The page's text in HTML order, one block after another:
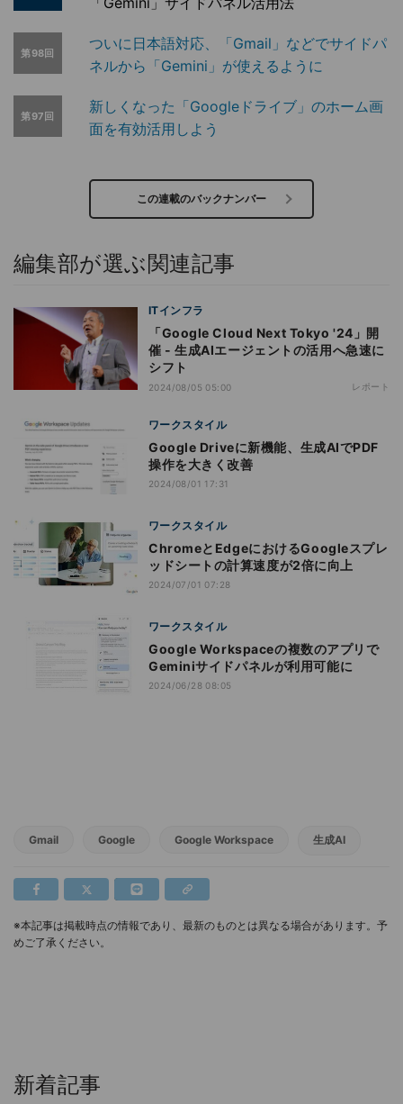
第98回
ついに日本語対応、「Gmail」などでサイドパ
ネルから「Gemini」が使えるように
第97回
新しくなった「Googleドライブ」のホーム画
面を有効活用しよう
この連載のバックナンバー
編集部が選ぶ関連記事
ITインフラ
「Google Cloud Next Tokyo '24」開
催 - 生成AIエージェントの活用へ急速に
シフト
2024/08/05 05:00 レポート
ワークスタイル
Google Driveに新機能、生成AIでPDF
操作を大きく改善
2024/08/01 17:31
ワークスタイル
ChromeとEdgeにおけるGoogleスプレ
ッドシートの計算速度が2倍に向上
2024/07/01 07:28
ワークスタイル
Google Workspaceの複数のアプリで
Geminiサイドパネルが利用可能に
2024/06/28 08:05
Gmail Google Google Workspace 生成AI
※本記事は掲載時点の情報であり、最新のものとは異なる場合があります。予
めご了承ください。
新着記事